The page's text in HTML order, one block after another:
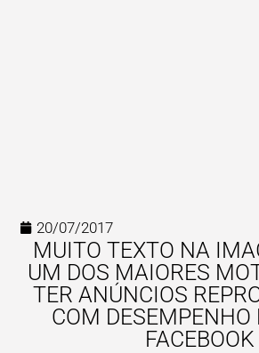
20/07/2017
MUITO TEXTO NA
UM DOS MAIORES
TER ANÚNCIOS
COM DESEMPENHO
FACEBOOK